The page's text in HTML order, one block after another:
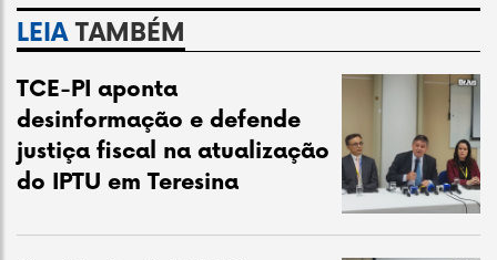
LEIATAMBÉM
TCE-PI aponta
desinformação e defende
justiça fiscal na atualização
do IPTU em Teresina